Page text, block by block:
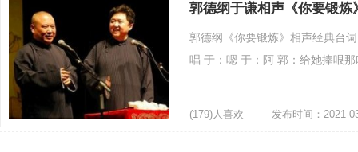
郭德纲于谦相声《你要锻炼
郭德纲《你要锻炼》相声经典台
唱 于：嗯 于：阿 郭：给她捧哏
(179)人喜欢 发布时间：2021-